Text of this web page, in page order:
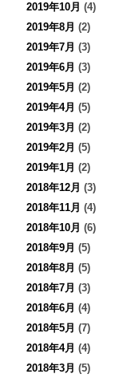
2019年10月 (4)
2019年8月 (2)
2019年7月 (3)
2019年6月 (3)
2019年5月 (2)
2019年4月 (5)
2019年3月 (2)
2019年2月 (5)
2019年1月 (2)
2018年12月 (3)
2018年11月 (4)
2018年10月 (6)
2018年9月 (5)
2018年8月 (5)
2018年7月 (3)
2018年6月 (4)
2018年5月 (7)
2018年4月 (4)
2018年3月 (5)